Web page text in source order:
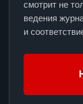
смотрит не
ведения
и